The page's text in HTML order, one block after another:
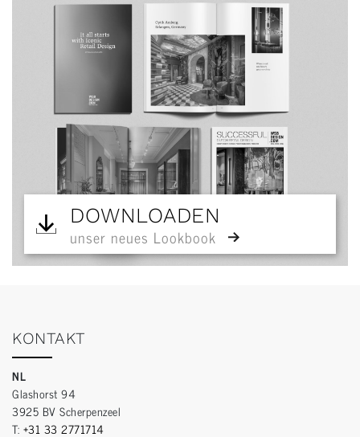
DOWNLOADEN
unser neues Lookbook
KONTAKT
NL
Glashorst 94
3925 BV Scherpenzeel
T: +31 33 2771714